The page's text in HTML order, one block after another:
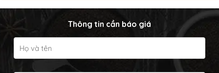
Thông tin cần báo giá